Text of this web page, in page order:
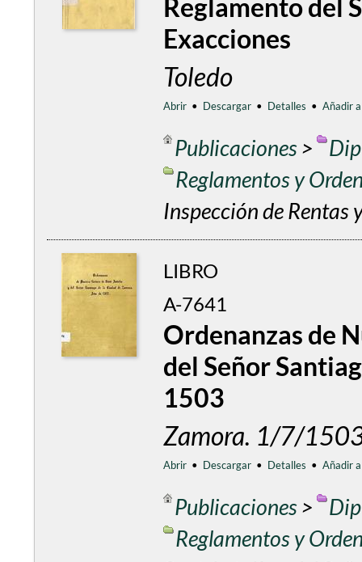
Reglamento del
Exacciones
Toledo
Abrir • Descargar • Detalles • Añadir
Publicaciones>
Reglamentos y
Inspección de Rentas
LIBRO
A-7641
Ordenanzas de
del Señor
1503
Zamora. 1/7/
Abrir • Descargar • Detalles • Añadir
Publicaciones>
Reglamentos y